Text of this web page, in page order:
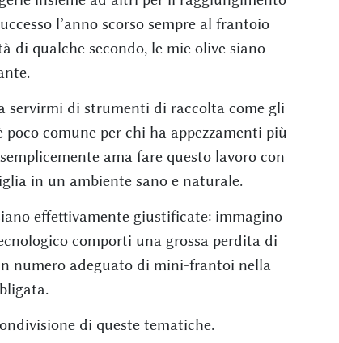
l’anno scorso sempre al frantoio
di qualche secondo, le mie olive siano
servirmi di strumenti di raccolta come gli
comune per chi ha appezzamenti più
ama fare questo lavoro con
in un ambiente sano e naturale.
effettivamente giustificate: immagino
comporti una grossa perdita di
numero adeguato di mini-frantoi nella
di queste tematiche.